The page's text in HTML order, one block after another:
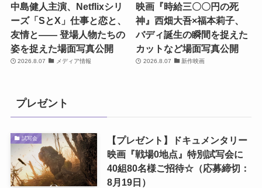
中島健人主演、Netflixシリ
ーズ「SとX」仕事と恋と、
友情と―― 登場人物たちの
姿を捉えた場面写真公開
2026.8.07 メディア情報
映画『時給三〇〇円の死
神』西畑大吾×福本莉子、
バディ誕生の瞬間を捉えた
カットなど場面写真公開
2026.8.07 新作映画
プレゼント
試写会
【プレゼント】ドキュメンタリー
映画『戦場0地点』特別試写会に
40組80名様ご招待☆（応募締切：
8月19日）